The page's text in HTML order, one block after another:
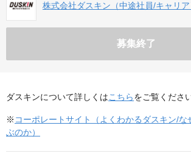
株式会社ダスキン（中途社員/キャリ
募集終了
ダスキンについて詳しくはこちらをご覧くださ
※ コーポレートサイト（よくわかるダスキン/な
ぶのか）